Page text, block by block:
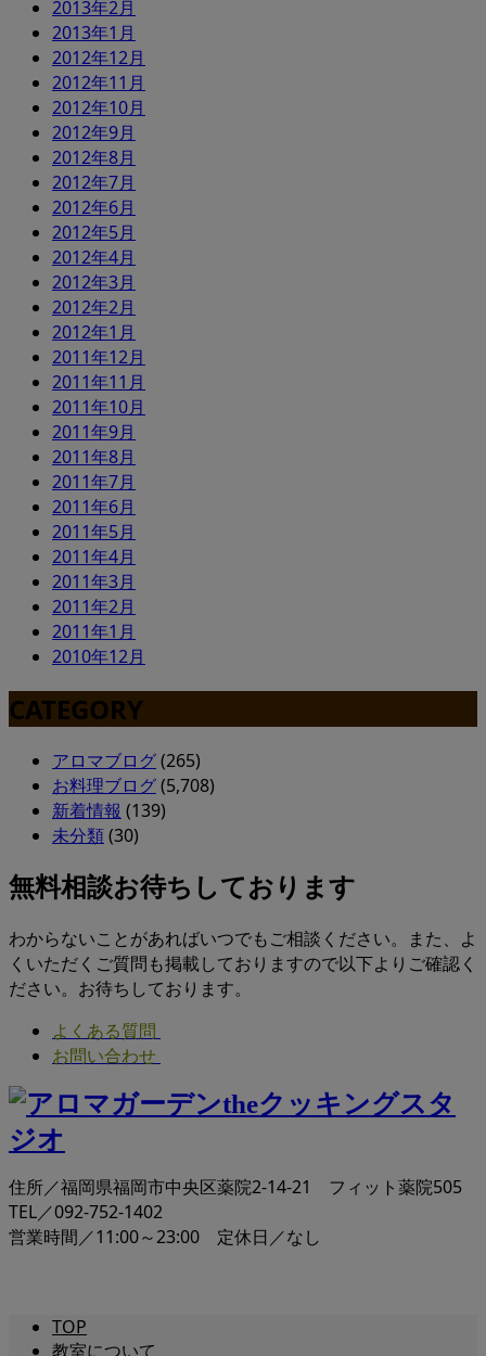
2013年2月
2013年1月
2012年12月
2012年11月
2012年10月
2012年9月
2012年8月
2012年7月
2012年6月
2012年5月
2012年4月
2012年3月
2012年2月
2012年1月
2011年12月
2011年11月
2011年10月
2011年9月
2011年8月
2011年7月
2011年6月
2011年5月
2011年4月
2011年3月
2011年2月
2011年1月
2010年12月
CATEGORY
アロマブログ(265)
お料理ブログ(5,708)
新着情報 (139)
未分類(30)
無料相談お待ちしております
わからないことがあればいつでもご相談ください。また、よ
くいただくご質問も掲載しておりますので以下よりご確認く
ださい。お待ちしております。
よくある質問
お問い合わせ
住所／福岡県福岡市中央区薬院2-14-21 フィット薬院505
TEL／092-752-1402
営業時間／11:00～23:00 定休日／なし
TOP
教室について